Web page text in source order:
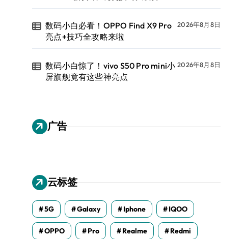
数码小白必看！OPPO Find X9 Pro
亮点+技巧全攻略来啦
2026年8月8日
数码小白惊了！vivo S50 Pro mini小
屏旗舰竟有这些神亮点
2026年8月8日
广告
云标签
5G Galaxy Iphone IQOO
OPPO Pro Realme Redmi